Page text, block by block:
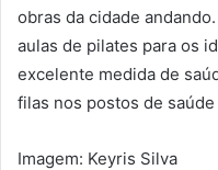
obras da cidade
aulas de pilates para os
excelente medida de
filas nos postos de
Imagem: Keyris Silva